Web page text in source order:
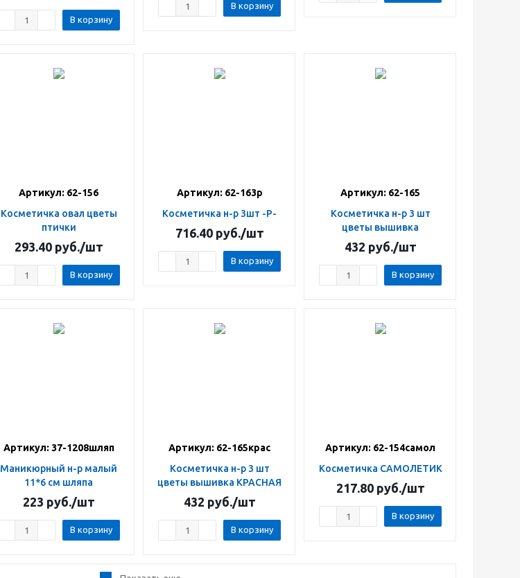
В корзину
В корзину
Артикул: 62-156
Косметичка овал цветы
птички
293.40руб./шт
В корзину
Артикул: 62-163р
Косметичка н-р 3шт -Р-
716.40руб./шт
В корзину
Артикул: 62-165
Косметичка н-р 3 шт
цветы вышивка
432 руб./шт
В корзину
Артикул: 37-1208шляп
Маникюрный н-р малый
11*6 см шляпа
223 руб./шт
В корзину
Артикул: 62-165крас
Косметичка н-р 3 шт
цветы вышивка КРАСНАЯ
432 руб./шт
В корзину
Артикул: 62-154самол
Косметичка САМОЛЕТИК
217.80руб./шт
В корзину